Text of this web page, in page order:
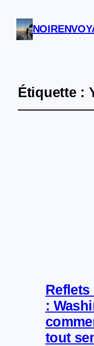
Étiquette :
Reflets
:
tout